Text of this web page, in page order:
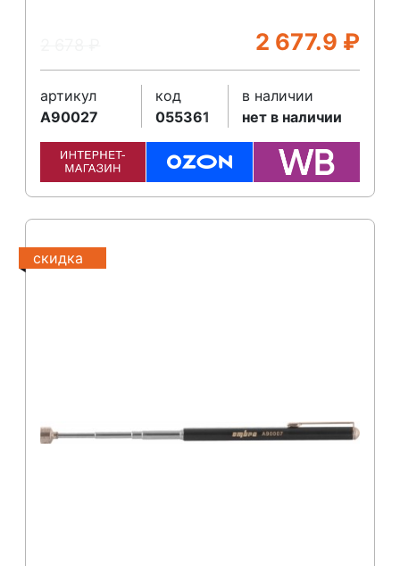
2 677.9 ₽
артикул
A90027
код
055361
в наличии
нет в наличии
скидка